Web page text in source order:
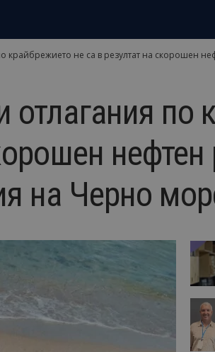
крайбрежието не са в резултат на скорошен
отлагания по
на Черно